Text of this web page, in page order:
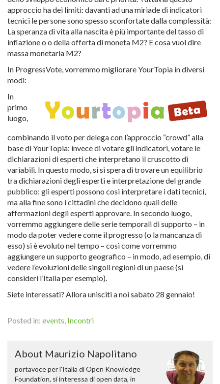
approccio ha dei limiti: davanti ad una miriade di indicatori
tecnici le persone sono spesso sconfortate dalla complessità:
La speranza di vita alla nascita è più importante del tasso di
inflazione o o della offerta di moneta M2? E cosa vuol dire
massa monetaria M2?
In ProgressVote, vorremmo migliorare YourTopia in diversi
modi:
In
primo
luogo,
combinando il voto per delega con l’approccio “crowd” alla
base di YourTopia: invece di votare gli indicatori, votare le
dichiarazioni di esperti che interpretano il cruscotto di
variabili. In questo modo, si si spera di trovare un equilibrio
tra dichiarazioni degli esperti e interpretazione del grande
pubblico: gli esperti possono così interpretare i dati tecnici,
ma alla fine sono i cittadini che decidono quali delle
affermazioni degli esperti approvare. In secondo luogo,
vorremmo aggiungere delle serie temporali di supporto – in
modo da poter vedere come il progresso (o la mancanza di
esso) si è evoluto nel tempo – così come vorremmo
aggiungere un supporto geografico – in modo, ad esempio, di
vedere l’evoluzioni delle singoli regioni di un paese (si
consideri l’Italia per esempio).
Siete interessati? Allora unisciti a noi sabato 28 gennaio!
Posted in: events, Incontri
About Maurizio Napolitano
portavoce per l'Italia di Open Knowledge
Foundation, si interessa di open data, in